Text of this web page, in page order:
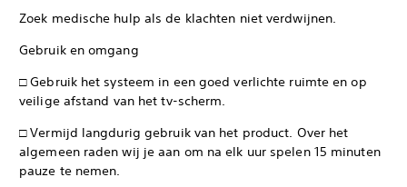
Zoek medische hulp als de klachten niet verdwijnen.
Gebruik en omgang
□ Gebruik het systeem in een goed verlichte ruimte en op
veilige afstand van het tv-scherm.
□ Vermijd langdurig gebruik van het product. Over het
algemeen raden wij je aan om na elk uur spelen 15 minuten
pauze te nemen.